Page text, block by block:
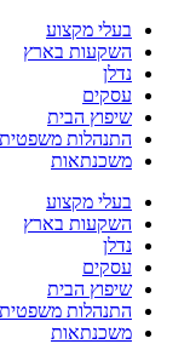
לתוכן
בעלי מקצוע
השקעות בארץ
נדלן
עסקים
שיפוץ הבית
התנהלות משפטית
משכנתאות
בעלי מקצוע
השקעות בארץ
נדלן
עסקים
שיפוץ הבית
התנהלות משפטית
משכנתאות